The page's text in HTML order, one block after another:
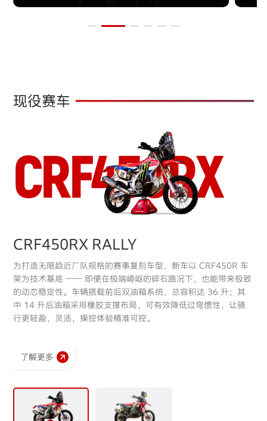
代西尔谷 Wadi ad-Dawasir 宿营地
宿营地
JAN
Rally 2026 STAGE 11
比沙 哈奈基耶 Al Henakiyah 882km
JAN
哈奈基耶 Al Henakiyah 延布 718km
17 Rally 2026 STAGE 13
延布 延布
现役赛车
CRF450RX
CRF450RX RALLY
为打造无限趋近厂队规格的赛事复刻车型，新车以 CRF450R 车
架为技术基底 —— 即便在极端崎岖的碎石路况下，也能带来极致
的动态稳定性。车辆搭载前后双油箱系统，总容积达 36 升；其
中 14 升后油箱采用橡胶支撑布局，可有效降低过弯惯性，让骑
行更轻盈、灵活，操控体验精准可控。
了解更多